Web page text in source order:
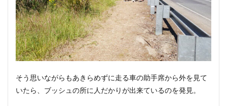
そう思いながらもあきらめずに走る車の助手席から外を見て
いたら、ブッシュの所に人だかりが出来ているのを発見。